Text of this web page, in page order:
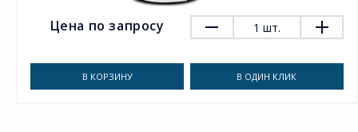
Цена по запросу 1 шт.
В КОРЗИНУ В ОДИН КЛИК